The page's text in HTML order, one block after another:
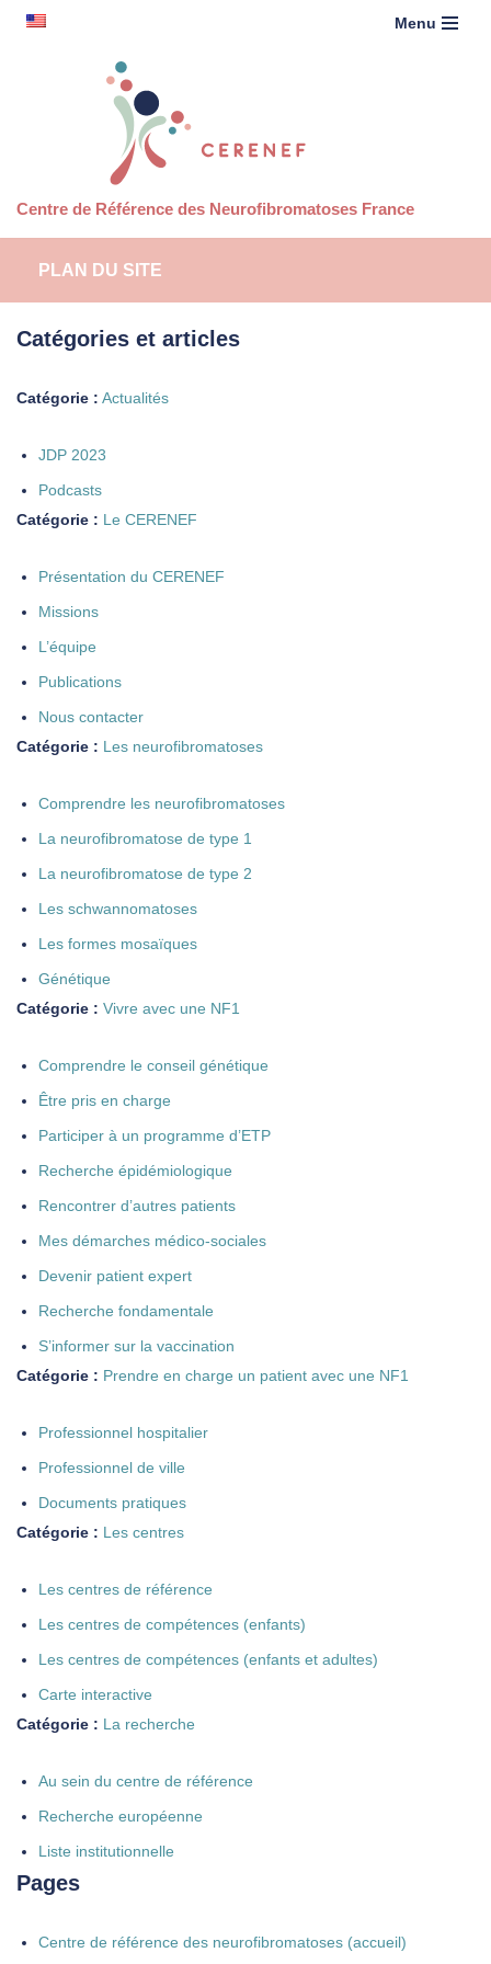
principal
Menu
Centre de Référence des Neurofibromatoses France
PLAN DU SITE
Catégories et articles
Catégorie : Actualités
JDP 2023
Podcasts
Catégorie : Le CERENEF
Présentation du CERENEF
Missions
L’équipe
Publications
Nous contacter
Catégorie : Les neurofibromatoses
Comprendre les neurofibromatoses
La neurofibromatose de type 1
La neurofibromatose de type 2
Les schwannomatoses
Les formes mosaïques
Génétique
Catégorie : Vivre avec une NF1
Comprendre le conseil génétique
Être pris en charge
Participer à un programme d’ETP
Recherche épidémiologique
Rencontrer d’autres patients
Mes démarches médico-sociales
Devenir patient expert
Recherche fondamentale
S’informer sur la vaccination
Catégorie : Prendre en charge un patient avec une NF1
Professionnel hospitalier
Professionnel de ville
Documents pratiques
Catégorie : Les centres
Les centres de référence
Les centres de compétences (enfants)
Les centres de compétences (enfants et adultes)
Carte interactive
Catégorie : La recherche
Au sein du centre de référence
Recherche européenne
Liste institutionnelle
Pages
Centre de référence des neurofibromatoses (accueil)